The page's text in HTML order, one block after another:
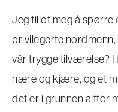
Jeg tillot meg å spørre
privilegerte
vår trygge tilværelse?
nære og kjære, og et
det er i grunnen altfor